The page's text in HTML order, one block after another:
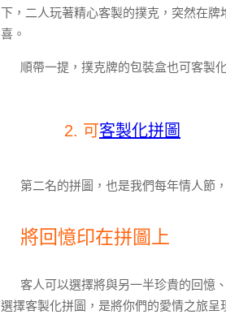
下，二人玩著精心客製的撲克，突然在牌
喜。
順帶一提，撲克牌的包裝盒也可客製
2. 可客製化拼圖
第二名的拼圖，也是我們每年情人節
將回憶印在拼圖上
客人可以選擇將與另一半珍貴的回憶
選擇客製化拼圖，是將你們的愛情之旅